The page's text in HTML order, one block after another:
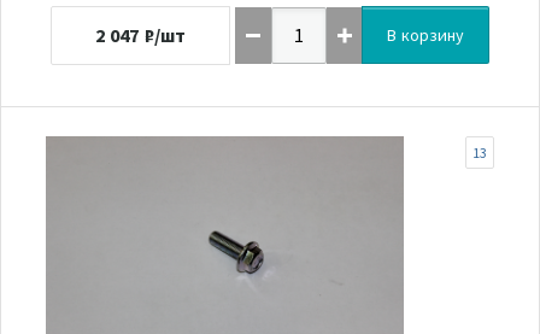
2 047 ₽/шт В корзину
13